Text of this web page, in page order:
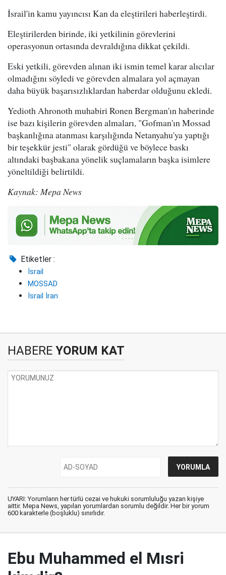
İsrail'in kamu yayıncısı Kan da eleştirileri haberleştirdi.
Eleştirilerden birinde, iki yetkilinin görevlerini
operasyonun ortasında devraldığına dikkat çekildi.
Eski yetkili, görevden alınan iki ismin temel karar alıcılar
olmadığını söyledi ve görevden almalara yol açmayan
daha büyük başarısızlıklardan haberdar olduğunu ekledi.
Yedioth Ahronoth muhabiri Ronen Bergman'ın haberinde
ise bazı kişilerin görevden almaları, "Gofman'ın Mossad
başkanlığına atanması karşılığında Netanyahu'ya yaptığı
bir teşekkür jesti" olarak gördüğü ve böylece baskı
altındaki başbakana yönelik suçlamaların başka isimlere
yöneltildiği belirtildi.
Kaynak: Mepa News
Etiketler :
İsrail
MOSSAD
İsrail İran
HABERE YORUM KAT
UYARI: Yorumların her türlü cezai ve hukuki sorumluluğu yazan kişiye
aittir. Mepa News, yapılan yorumlardan sorumlu değildir. Her bir yorum
600 karakterle (boşluklu) sınırlıdır.
Ebu Muhammed el Mısri